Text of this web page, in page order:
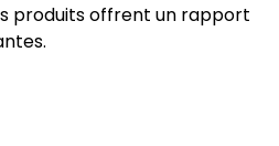
produits offrent un rapport